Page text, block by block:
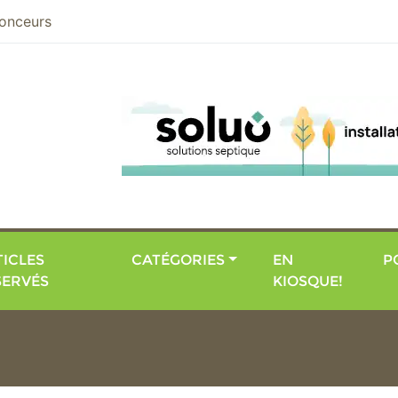
CATÉGORIES
EN
KIOSQUE!